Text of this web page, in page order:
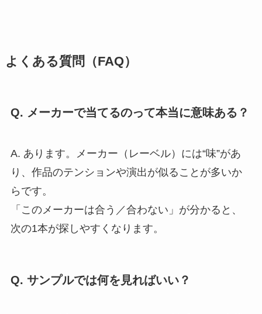
よくある質問（FAQ）
Q. メーカーで当てるのって本当に意味ある？
A. あります。メーカー（レーベル）には“味”があ
り、作品のテンションや演出が似ることが多いか
らです。
「このメーカーは合う／合わない」が分かると、
次の1本が探しやすくなります。
Q. サンプルでは何を見ればいい？